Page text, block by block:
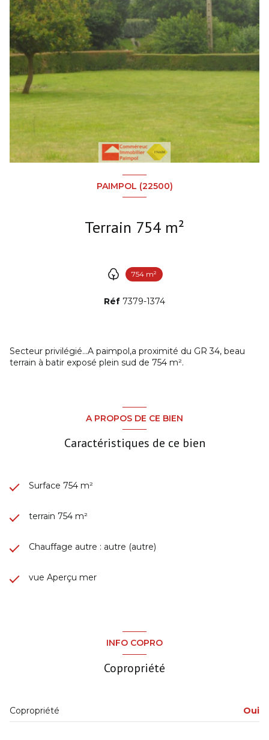
PAIMPOL (22500)
Terrain 754 m²
754 m²
Réf 7379-1374
Secteur privilégié...A paimpol,a proximité du GR 34, beau
terrain à batir exposé plein sud de 754 m².
A PROPOS DE CE BIEN
Caractéristiques de ce bien
Surface 754 m²
terrain 754 m²
Chauffage autre : autre (autre)
vue Aperçu mer
INFO COPRO
Copropriété
Copropriété Oui